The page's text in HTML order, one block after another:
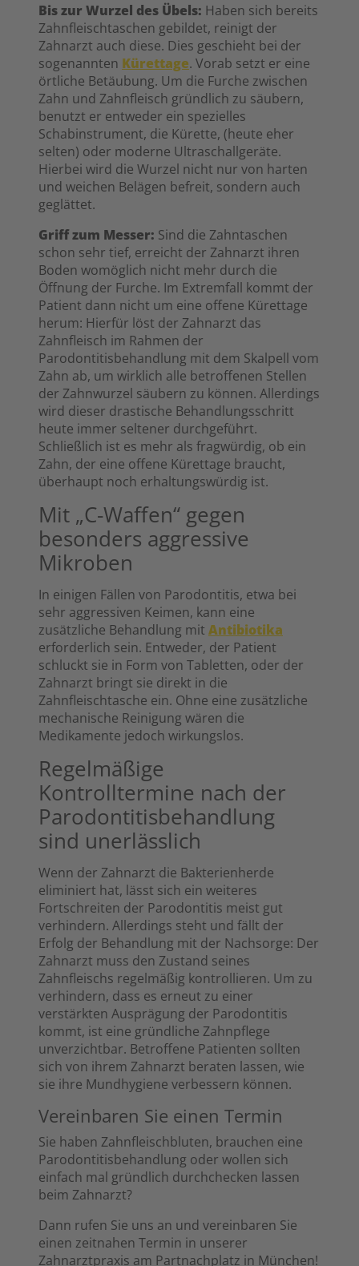
Bis zur Wurzel des Übels: Haben sich bereits
Zahnfleischtaschen gebildet, reinigt der
Zahnarzt auch diese. Dies geschieht bei der
sogenannten Kürettage. Vorab setzt er eine
örtliche Betäubung. Um die Furche zwischen
Zahn und Zahnfleisch gründlich zu säubern,
benutzt er entweder ein spezielles
Schabinstrument, die Kürette, (heute eher
selten) oder moderne Ultraschallgeräte.
Hierbei wird die Wurzel nicht nur von harten
und weichen Belägen befreit, sondern auch
geglättet.
Griff zum Messer: Sind die Zahntaschen
schon sehr tief, erreicht der Zahnarzt ihren
Boden womöglich nicht mehr durch die
Öffnung der Furche. Im Extremfall kommt der
Patient dann nicht um eine offene Kürettage
herum: Hierfür löst der Zahnarzt das
Zahnfleisch im Rahmen der
Parodontitisbehandlung mit dem Skalpell vom
Zahn ab, um wirklich alle betroffenen Stellen
der Zahnwurzel säubern zu können. Allerdings
wird dieser drastische Behandlungsschritt
heute immer seltener durchgeführt.
Schließlich ist es mehr als fragwürdig, ob ein
Zahn, der eine offene Kürettage braucht,
überhaupt noch erhaltungswürdig ist.
Mit „C-Waffen“ gegen
besonders aggressive
Mikroben
In einigen Fällen von Parodontitis, etwa bei
sehr aggressiven Keimen, kann eine
zusätzliche Behandlung mit Antibiotika
erforderlich sein. Entweder, der Patient
schluckt sie in Form von Tabletten, oder der
Zahnarzt bringt sie direkt in die
Zahnfleischtasche ein. Ohne eine zusätzliche
mechanische Reinigung wären die
Medikamente jedoch wirkungslos.
Regelmäßige
Kontrolltermine nach der
Parodontitisbehandlung
sind unerlässlich
Wenn der Zahnarzt die Bakterienherde
eliminiert hat, lässt sich ein weiteres
Fortschreiten der Parodontitis meist gut
verhindern. Allerdings steht und fällt der
Erfolg der Behandlung mit der Nachsorge: Der
Zahnarzt muss den Zustand seines
Zahnfleischs regelmäßig kontrollieren. Um zu
verhindern, dass es erneut zu einer
verstärkten Ausprägung der Parodontitis
kommt, ist eine gründliche Zahnpflege
unverzichtbar. Betroffene Patienten sollten
sich von ihrem Zahnarzt beraten lassen, wie
sie ihre Mundhygiene verbessern können.
Vereinbaren Sie einen Termin
Sie haben Zahnfleischbluten, brauchen eine
Parodontitisbehandlung oder wollen sich
einfach mal gründlich durchchecken lassen
beim Zahnarzt?
Dann rufen Sie uns an und vereinbaren Sie
einen zeitnahen Termin in unserer
Zahnarztpraxis am Partnachplatz in München!